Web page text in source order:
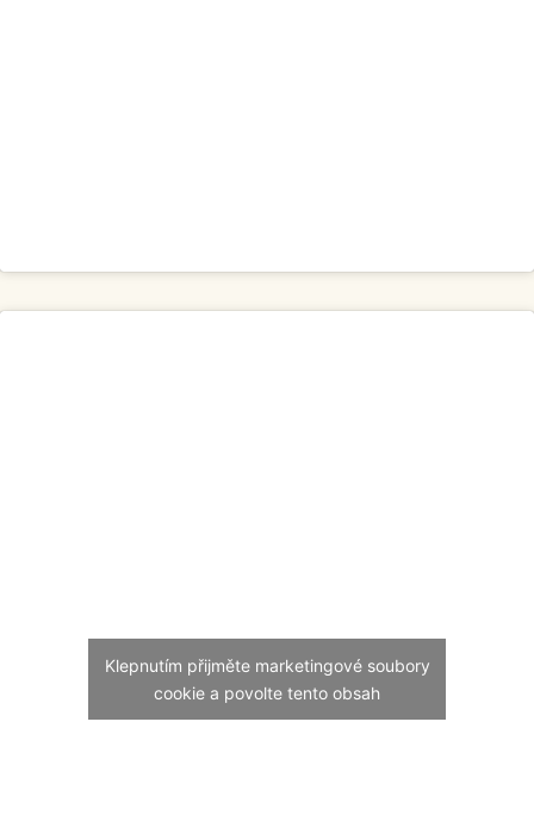
Klepnutím přijměte marketingové soubory
cookie a povolte tento obsah